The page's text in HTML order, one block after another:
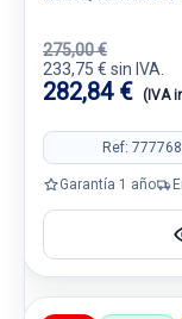
275,00 €
233,75 € sin IVA.
282,84 € (IVA
Ref:
Garantía 1 año